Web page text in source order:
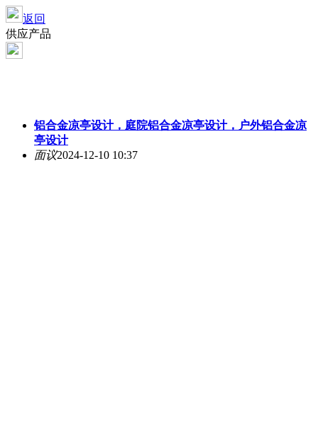
返回
供应产品
铝合金凉亭设计，庭院铝合金凉亭设计，户外铝合金凉
亭设计
面议2024-12-10 10:37